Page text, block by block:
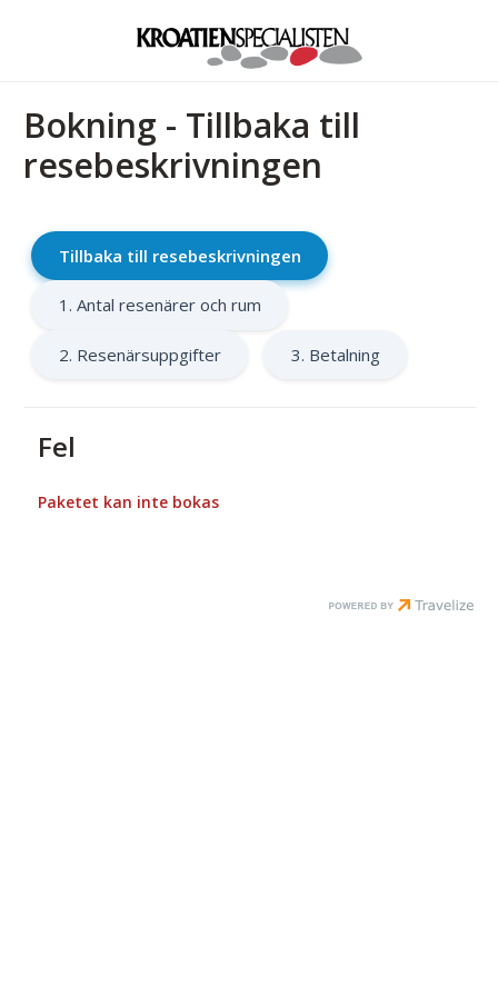
Bokning - Tillbaka till
resebeskrivningen
Tillbaka till resebeskrivningen
1. Antal resenärer och rum
2. Resenärsuppgifter 3. Betalning
Fel
Paketet kan inte bokas